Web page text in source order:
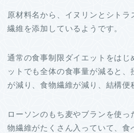
原材料名から、イヌリンとシトラ
繊維を添加しているようです。
通常の食事制限ダイエットをはじ
ットでも全体の食事量が減ると、
が減り、食物繊維が減り、結構便
ローソンのもち麦やブランを使っ
物繊維がたくさん入っていて、食